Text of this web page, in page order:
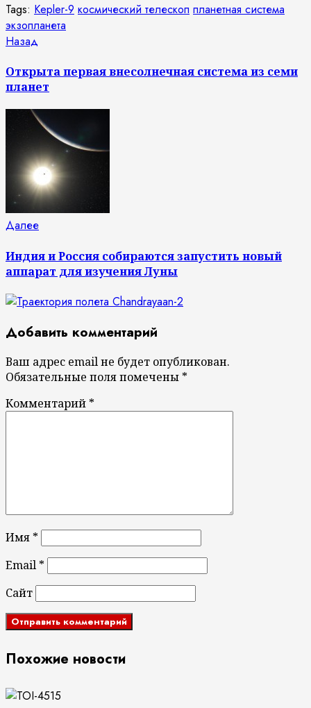
Tags: Kepler-9 космический телескоп планетная система
экзопланета
Продолжить
чтение
Назад
Открыта первая внесолнечная система из семи
планет
ДалееСледующая
Индия и Россия собираются запустить новый
аппарат для изучения Луны
Добавить комментарий
Ваш адрес email не будет опубликован.
Обязательные поля помечены *
Комментарий *
Имя *
Email *
Сайт
Похожие новости